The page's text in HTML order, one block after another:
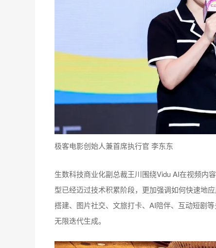
极客电影创始人兼首席执行官 李东东
生数科技商业化副总裁王川围绕Vidu AI在视频内
型已经迈过技术积累阶段，更加强调如何快速地
搭建、图片社交、文旅打卡、AI陪伴、互动短剧
无限迭代生成。